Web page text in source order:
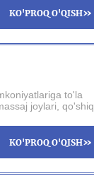
KO'PROQ O'QISH»
to'la
joylari, qo'shiq
KO'PROQ O'QISH»